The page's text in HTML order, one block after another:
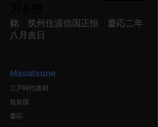
銘 筑州住源信国正恒 慶応二年
八月吉日
Masatsune
江戸時代後期
筑前国
慶応